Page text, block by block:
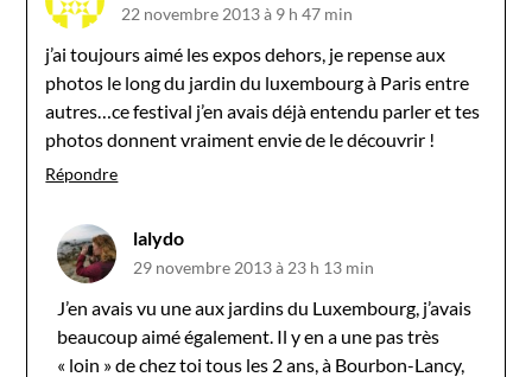
22 novembre 2013 à 9 h 47 min
j’ai toujours aimé les expos dehors, je repense aux
photos le long du jardin du luxembourg à Paris entre
autres…ce festival j’en avais déjà entendu parler et tes
photos donnent vraiment envie de le découvrir !
Répondre
lalydo
29 novembre 2013 à 23 h 13 min
J’en avais vu une aux jardins du Luxembourg, j’avais
beaucoup aimé également. Il y en a une pas très
« loin » de chez toi tous les 2 ans, à Bourbon-Lancy,